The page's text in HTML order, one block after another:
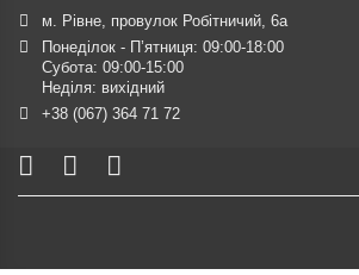
м. Рівне, провулок Робітничий, 6а
Понеділок - П’ятниця: 09:00-18:00
Субота: 09:00-15:00
Неділя: вихідний
+38 (067) 364 71 72